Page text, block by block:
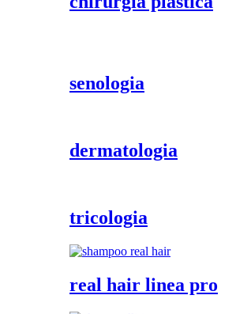
senologia
dermatologia
tricologia
real hair linea pro